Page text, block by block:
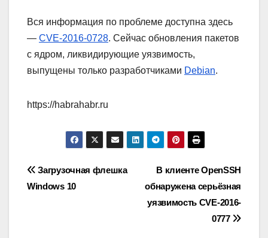
Вся информация по проблеме доступна здесь
— CVE-2016-0728. Сейчас обновления пакетов
с ядром, ликвидирующие уязвимость,
выпущены только разработчиками Debian.
https://habrahabr.ru
Навигация
В клиенте OpenSSH
обнаружена серьёзная
уязвимость CVE-2016-
0777
Загрузочная флешка
Windows 10